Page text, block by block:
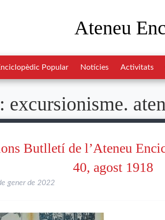
Ateneu
Popular Notícies Activitats
excursionisme.
Butlletí de l’Ateneu
40, agost 1918
gener de 2022